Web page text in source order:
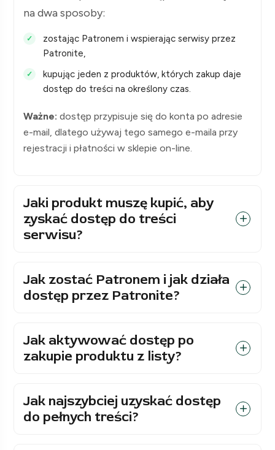
na dwa sposoby:
zostając Patronem i wspierając serwisy przez
Patronite,
kupując jeden z produktów, których zakup daje
dostęp do treści na określony czas.
Ważne: dostęp przypisuje się do konta po adresie
e-mail, dlatego używaj tego samego e-maila przy
rejestracji i płatności w sklepie on-line.
Jaki produkt muszę kupić, aby
zyskać dostęp do treści
serwisu?
Jak zostać Patronem i jak działa
dostęp przez Patronite?
Jak aktywować dostęp po
zakupie produktu z listy?
Jak najszybciej uzyskać dostęp
do pełnych treści?